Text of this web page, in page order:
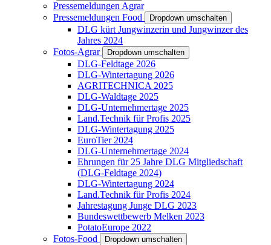
Pressemeldungen Agrar
Pressemeldungen Food
Dropdown umschalten
DLG kürt Jungwinzerin und Jungwinzer des
Jahres 2024
Fotos-Agrar
Dropdown umschalten
DLG-Feldtage 2026
DLG-Wintertagung 2026
AGRITECHNICA 2025
DLG-Waldtage 2025
DLG-Unternehmertage 2025
Land.Technik für Profis 2025
DLG-Wintertagung 2025
EuroTier 2024
DLG-Unternehmertage 2024
Ehrungen für 25 Jahre DLG Mitgliedschaft
(DLG-Feldtage 2024)
DLG-Wintertagung 2024
Land.Technik für Profis 2024
Jahrestagung Junge DLG 2023
Bundeswettbewerb Melken 2023
PotatoEurope 2022
Fotos-Food
Dropdown umschalten